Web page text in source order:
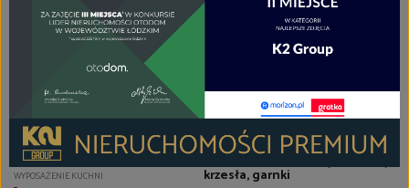
PODŁOGA KUCHNI
WYPOSAŻENIE KUCHNI
zlewozmywak z baterią,
kuchenna, wyposażenie
drobne, sztućce, szafki
kuchenne, stół, sprzęt AGD,
zmywarka, płyta indukcyjna,
piekarnik, okap kuchenny,
okap, naczynia,
lodówko/zamrażarka, lodówka,
krzesła, garnki